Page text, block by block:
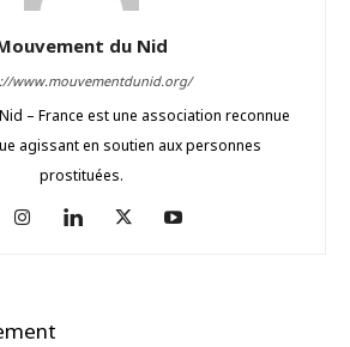
du Nid
www.mouvementdunid.org/
– France est une association reconnue
agissant en soutien aux personnes
prostituées.